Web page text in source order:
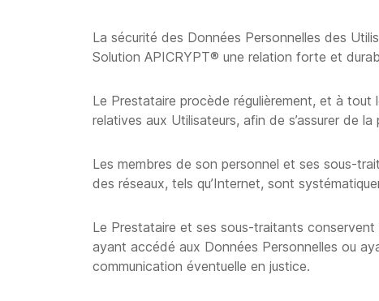
La sécurité des Données Personnelles des
Solution APICRYPT® une relation forte et
Le Prestataire procède régulièrement, et à tout
relatives aux Utilisateurs, afin de s’assurer de
Les membres de son personnel et ses sous-
des réseaux, tels qu’Internet, sont
Le Prestataire et ses sous-traitants
ayant accédé aux Données Personnelles ou
communication éventuelle en justice.